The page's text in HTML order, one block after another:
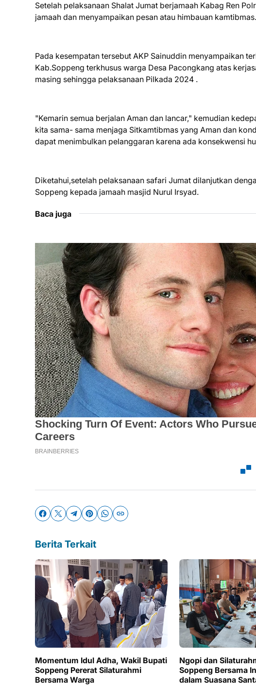
Setelah pelaksanaan Shalat Jumat berjamaah Kabag Ren
jamaah dan menyampaikan pesan atau himbauan kamtibmas.
Pada kesempatan tersebut AKP Sainuddin menyampaikan
Kab.Soppeng terkhusus warga Desa Pacongkang atas
masing sehingga pelaksanaan Pilkada 2024 .
"Kemarin semua berjalan Aman dan lancar," kemudian
kita sama- sama menjaga Sitkamtibmas yang Aman dan
dapat menimbulkan pelanggaran karena ada konsekwensi
Diketahui,setelah pelaksanaan safari Jumat dilanjutkan
Soppeng kepada jamaah masjid Nurul Irsyad.
Baca juga
Berita Terkait
Momentum Idul Adha, Wakil Bupati
Soppeng Pererat Silaturahmi
Bersama Warga
Ngopi dan
Soppeng Bersama
dalam Suasana